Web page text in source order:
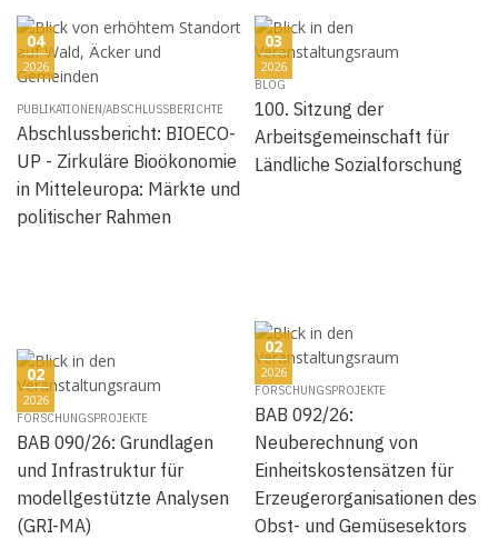
04
2026
PUBLIKATIONEN/ABSCHLUSSBERICHTE
Abschlussbericht: BIOECO-
UP - Zirkuläre Bioökonomie
in Mitteleuropa: Märkte und
politischer Rahmen
03
2026
BLOG
100. Sitzung der
Arbeitsgemeinschaft für
Ländliche Sozialforschung
02
2026
FORSCHUNGSPROJEKTE
BAB 092/26:
Neuberechnung von
Einheitskostensätzen für
Erzeugerorganisationen des
Obst- und Gemüsesektors
02
2026
FORSCHUNGSPROJEKTE
BAB 090/26: Grundlagen
und Infrastruktur für
modellgestützte Analysen
(GRI-MA)